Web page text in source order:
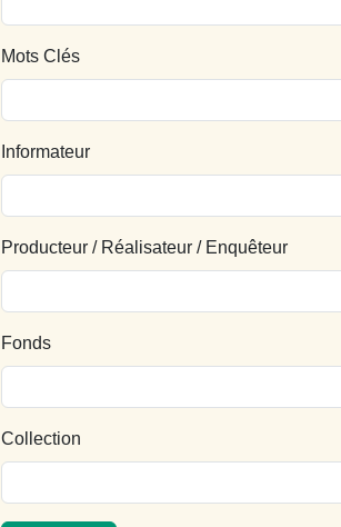
Mots Clés
Informateur
Producteur / Réalisateur / Enquêteur
Fonds
Collection